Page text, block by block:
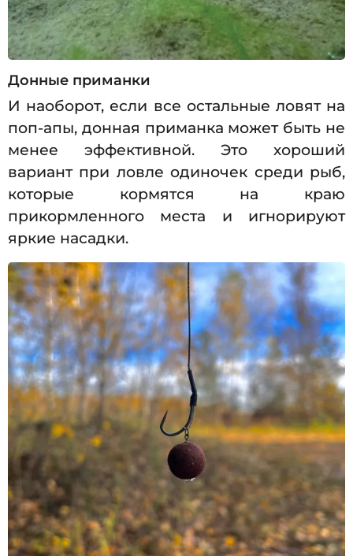
Донные приманки
И наоборот, если все остальные ловят на
поп-апы, донная приманка может быть не
менее эффективной. Это хороший
вариант при ловле одиночек среди рыб,
которые кормятся на краю
прикормленного места и игнорируют
яркие насадки.